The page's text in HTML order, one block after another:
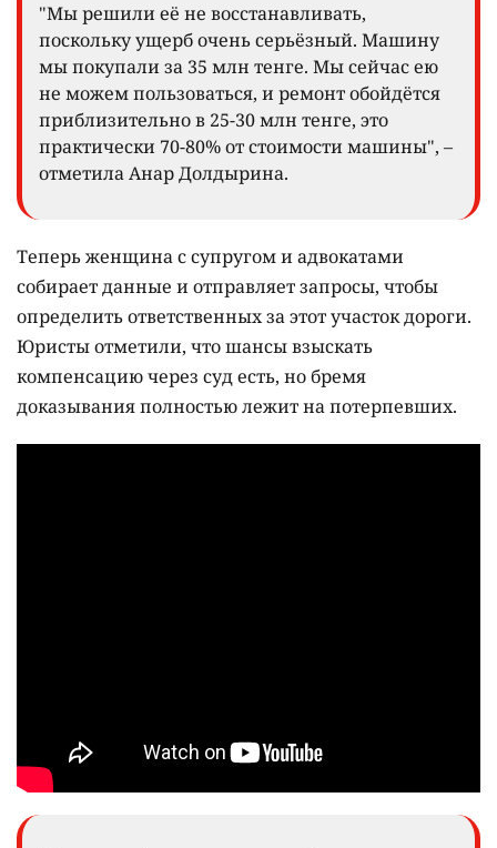
"Мы решили её не восстанавливать,
поскольку ущерб очень серьёзный. Машину
мы покупали за 35 млн тенге. Мы сейчас ею
не можем пользоваться, и ремонт обойдётся
приблизительно в 25-30 млн тенге, это
практически 70-80% от стоимости машины", –
отметила Анар Долдырина.
Теперь женщина с супругом и адвокатами
собирает данные и отправляет запросы, чтобы
определить ответственных за этот участок дороги.
Юристы отметили, что шансы взыскать
компенсацию через суд есть, но бремя
доказывания полностью лежит на потерпевших.